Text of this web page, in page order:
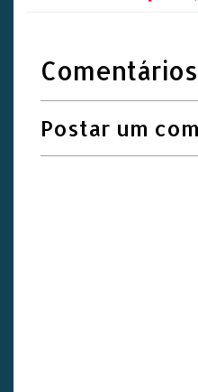
Comentários
Postar um